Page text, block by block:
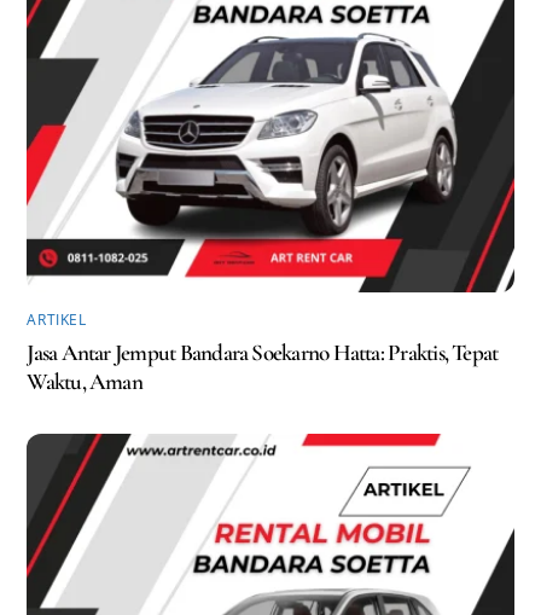
ARTIKEL
Jasa Antar Jemput Bandara Soekarno Hatta: Praktis, Tepat
Waktu, Aman